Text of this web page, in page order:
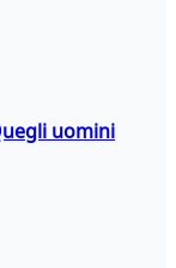
uomini